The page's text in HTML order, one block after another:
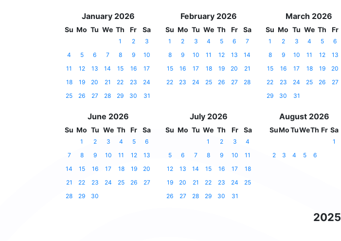
January 2026
Su Mo Tu We Th Fr Sa
1 2
3
4
5 6 7 8 9
10
11
12 13 14 15 16
17
18
19 20 21 22 23
24
25
26 27 28 29 30 31
February 2026
Su Mo Tu We Th Fr Sa
1 2 3 4 5 6
7
8
9 10 11 12 13
14
15
16 17 18 19 20
21
22
23 24 25 26 27 28
March 2026
Su Mo Tu We Th Fr
1 2 3 4 5 6
8
9 10 11 12 13
15
16 17 18 19 20
22
23 24 25 26 27
29
30 31
June 2026
Su Mo Tu We Th Fr Sa
1 2 3 4 5
6
7
8 9 10 11 12
13
14
15 16 17 18 19
20
21
22 23 24 25 26
27
28
29 30
July 2026
Su Mo Tu We Th Fr Sa
1 2 3
4
5
6 7 8 9 10
11
12
13 14 15 16 17
18
19
20 21 22 23 24
25
26
27 28 29 30 31
August 2026
SuMoTuWeTh Fr Sa
1
2
3 4 5 6
2025